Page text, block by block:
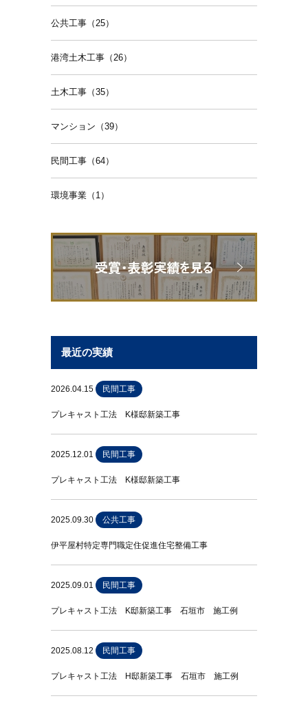
公共工事（25）
港湾土木工事（26）
土木工事（35）
マンション（39）
民間工事（64）
環境事業（1）
最近の実績
2026.04.15 民間工事
プレキャスト工法 K様邸新築工事
2025.12.01 民間工事
プレキャスト工法 K様邸新築工事
2025.09.30 公共工事
伊平屋村特定専門職定住促進住宅整備工事
2025.09.01 民間工事
プレキャスト工法 K邸新築工事 石垣市 施工例
2025.08.12 民間工事
プレキャスト工法 H邸新築工事 石垣市 施工例